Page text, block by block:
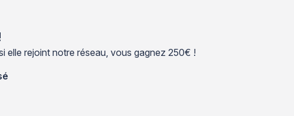
elle rejoint notre réseau, vous gagnez 250€ !